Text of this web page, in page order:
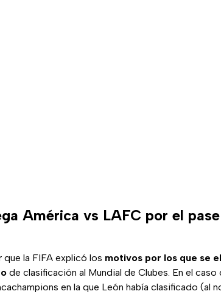
América vs LAFC por el
la FIFA explicó los motivos por los que se
de clasificación al Mundial de Clubes. En el
en la que León había clasificado (al